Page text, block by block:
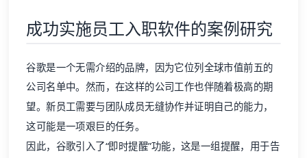
成功实施员工入职软件的案例研究
谷歌是一个无需介绍的品牌，因为它位列全球市值前五的
公司名单中。然而，在这样的公司工作也伴随着极高的期
望。新员工需要与团队成员无缝协作并证明自己的能力，
这可能是一项艰巨的任务。
因此，谷歌引入了“即时提醒”功能，这是一组提醒，用于告